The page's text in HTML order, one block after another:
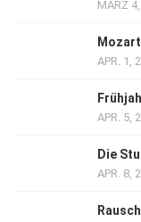
MÄRZ
APR. 1,
APR. 5,
Die
APR. 8,